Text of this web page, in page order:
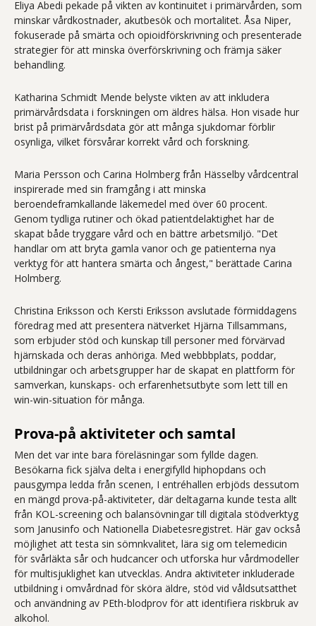
Eliya Abedi pekade på vikten av kontinuitet i primärvården, som
minskar vårdkostnader, akutbesök och mortalitet. Åsa Niper,
fokuserade på smärta och opioidförskrivning och presenterade
strategier för att minska överförskrivning och främja säker
behandling.
Katharina Schmidt Mende belyste vikten av att inkludera
primärvårdsdata i forskningen om äldres hälsa. Hon visade hur
brist på primärvårdsdata gör att många sjukdomar förblir
osynliga, vilket försvårar korrekt vård och forskning.
Maria Persson och Carina Holmberg från Hässelby vårdcentral
inspirerade med sin framgång i att minska
beroendeframkallande läkemedel med över 60 procent.
Genom tydliga rutiner och ökad patientdelaktighet har de
skapat både tryggare vård och en bättre arbetsmiljö. "Det
handlar om att bryta gamla vanor och ge patienterna nya
verktyg för att hantera smärta och ångest," berättade Carina
Holmberg.
Christina Eriksson och Kersti Eriksson avslutade förmiddagens
föredrag med att presentera nätverket Hjärna Tillsammans,
som erbjuder stöd och kunskap till personer med förvärvad
hjärnskada och deras anhöriga. Med webbbplats, poddar,
utbildningar och arbetsgrupper har de skapat en plattform för
samverkan, kunskaps- och erfarenhetsutbyte som lett till en
win-win-situation för många.
Prova-på aktiviteter och samtal
Men det var inte bara föreläsningar som fyllde dagen.
Besökarna fick själva delta i energifylld hiphopdans och
pausgympa ledda från scenen, I entréhallen erbjöds dessutom
en mängd prova-på-aktiviteter, där deltagarna kunde testa allt
från KOL-screening och balansövningar till digitala stödverktyg
som Janusinfo och Nationella Diabetesregistret. Här gav också
möjlighet att testa sin sömnkvalitet, lära sig om telemedicin
för svårläkta sår och hudcancer och utforska hur vårdmodeller
för multisjuklighet kan utvecklas. Andra aktiviteter inkluderade
utbildning i omvårdnad för sköra äldre, stöd vid våldsutsatthet
och användning av PEth-blodprov för att identifiera riskbruk av
alkohol.